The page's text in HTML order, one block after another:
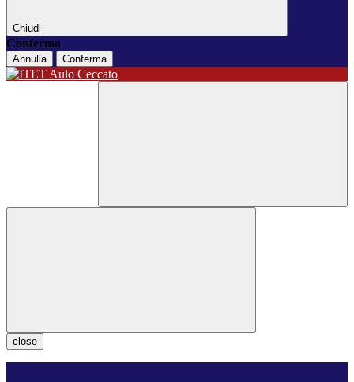
Chiudi
Conferma
Annulla Conferma
close